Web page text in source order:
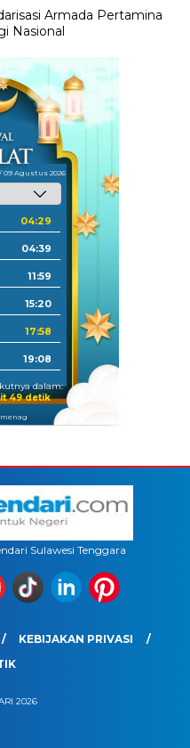
Armada Pertamina
Nasional
09 Agustus 2026
04:29
04:39
11:59
15:20
17:58
19:08
dalam:
49 detik
Sulawesi Tenggara
KEBIJAKAN PRIVASI
2026